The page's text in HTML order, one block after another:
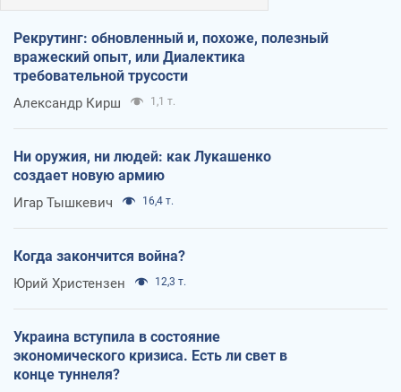
Рекрутинг: обновленный и, похоже, полезный
вражеский опыт, или Диалектика
требовательной трусости
Александр Кирш 1,1 т.
Ни оружия, ни людей: как Лукашенко
создает новую армию
Игар Тышкевич 16,4 т.
Когда закончится война?
Юрий Христензен 12,3 т.
Украина вступила в состояние
экономического кризиса. Есть ли свет в
конце туннеля?